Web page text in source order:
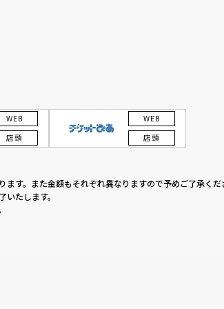
WEB
店頭
WEB
店頭
す。また金額もそれぞれ異なりますので予めご了承くだ
たします。